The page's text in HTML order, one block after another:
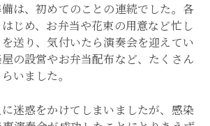
は、初めてのことの連続でした。各
じめ、お弁当や花束の用意など忙し
送り、気付いたら演奏会を迎えてい
の設営やお弁当配布など、たくさん
いました。
迷惑をかけてしまいましたが、感染